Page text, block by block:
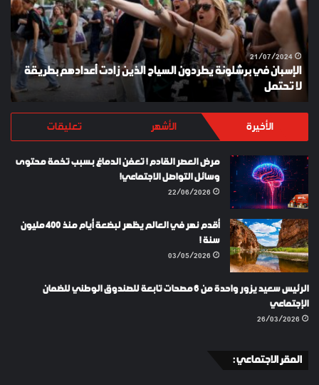
السياح
الذين
زادت
أعدادهم
بطريقة
تحتمل
21/07/2024
الإسبان في برشلونة يطردون السياح الذين زادت أعدادهم بطريقة
لا تحتمل
الأخيرة الأشهر تعليقات
مرض العصر القادم ! تعفن الدماغ بسبب تخمة محتوى
وسائل التواصل الاجتماعي!
22/06/2026
أقدم نهر في العالم يظهر لبضعة أيام منذ 400 مليون
سنة !
03/05/2026
الرئيس سعيد يزور واحدة من 6 مصحات تابعة للصندوق الوطني للضمان
الإجتماعي
26/03/2026
المقر الاجتماعي :